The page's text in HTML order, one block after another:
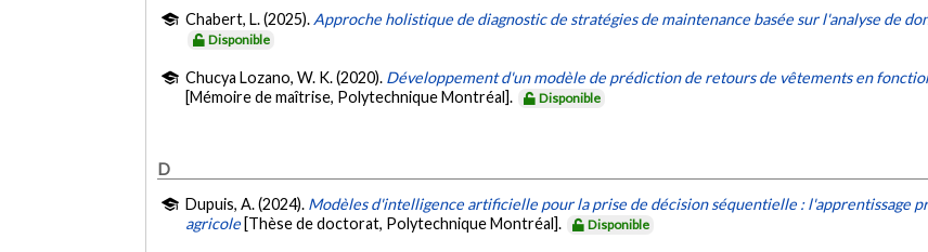
Chabert, L. (2025). Approche holistique de diagnostic de stratégies de maintenance basée sur l'analyse de
Disponible
Chucya Lozano, W. K. (2020). Développement d'un modèle de prédiction de retours de vêtements en
[Mémoire de maîtrise, Polytechnique Montréal].
Disponible
D
Dupuis, A. (2024). Modèles d'intelligence artificielle pour la prise de décision séquentielle : l'apprentissage
agricole [Thèse de doctorat, Polytechnique Montréal]. Disponible